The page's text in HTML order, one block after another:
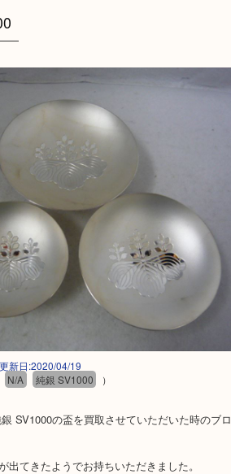
N/A 純銀 SV1000 ）